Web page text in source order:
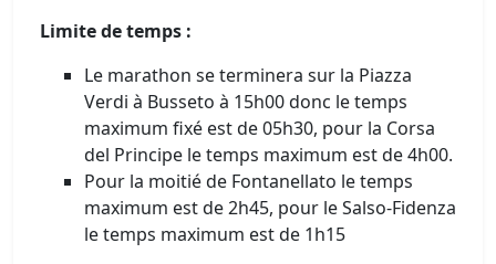
Limite de temps :
Le marathon se terminera sur la Piazza
Verdi à Busseto à 15h00 donc le temps
maximum fixé est de 05h30, pour la Corsa
del Principe le temps maximum est de 4h00.
Pour la moitié de Fontanellato le temps
maximum est de 2h45, pour le Salso-Fidenza
le temps maximum est de 1h15